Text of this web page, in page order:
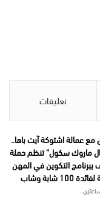
تعليقات
مع عمالة اشتوكة آيت باها..
ماروك سكول” تنظم حملة
ببرنامج التكوين في المهن
100 شابة وشاب